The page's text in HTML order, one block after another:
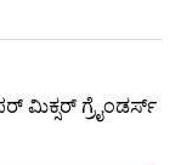
ಮಿಕ್ಸರ್ ಗ್ರೈಂಡರ್ಸ್